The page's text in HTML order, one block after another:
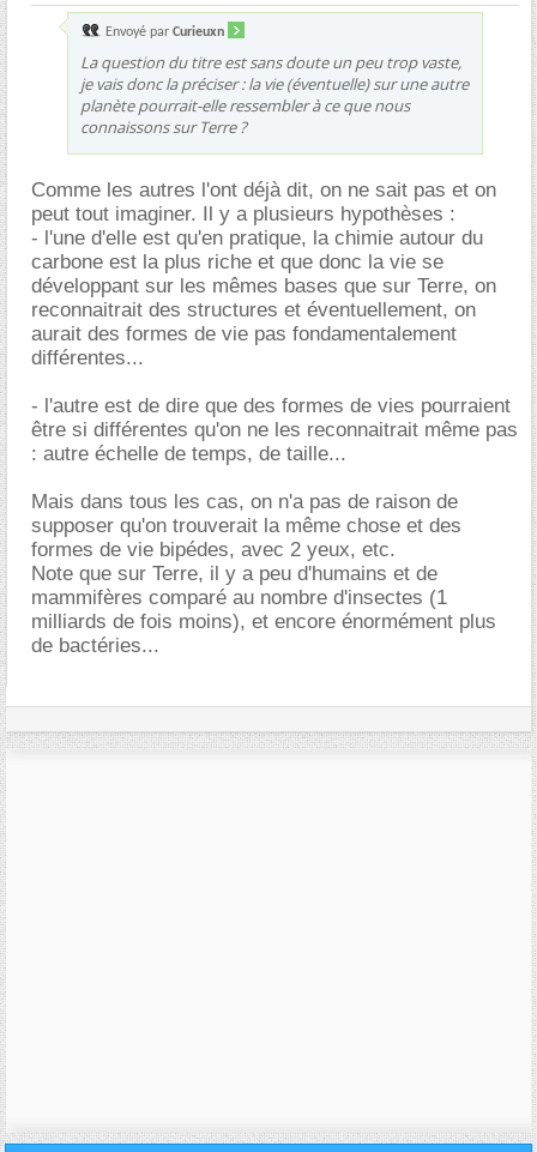
Envoyé par Curieuxn
La question du titre est sans doute un peu trop vaste,
je vais donc la préciser : la vie (éventuelle) sur une autre
planète pourrait-elle ressembler à ce que nous
connaissons sur Terre ?
Comme les autres l'ont déjà dit, on ne sait pas et on
peut tout imaginer. Il y a plusieurs hypothèses :
- l'une d'elle est qu'en pratique, la chimie autour du
carbone est la plus riche et que donc la vie se
développant sur les mêmes bases que sur Terre, on
reconnaitrait des structures et éventuellement, on
aurait des formes de vie pas fondamentalement
différentes...
- l'autre est de dire que des formes de vies pourraient
être si différentes qu'on ne les reconnaitrait même pas
: autre échelle de temps, de taille...
Mais dans tous les cas, on n'a pas de raison de
supposer qu'on trouverait la même chose et des
formes de vie bipédes, avec 2 yeux, etc.
Note que sur Terre, il y a peu d'humains et de
mammifères comparé au nombre d'insectes (1
milliards de fois moins), et encore énormément plus
de bactéries...